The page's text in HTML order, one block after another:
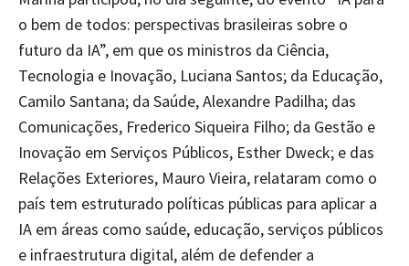
o bem de todos: perspectivas brasileiras sobre o
futuro da IA”, em que os ministros da Ciência,
Tecnologia e Inovação, Luciana Santos; da Educação,
Camilo Santana; da Saúde, Alexandre Padilha; das
Comunicações, Frederico Siqueira Filho; da Gestão e
Inovação em Serviços Públicos, Esther Dweck; e das
Relações Exteriores, Mauro Vieira, relataram como o
país tem estruturado políticas públicas para aplicar a
IA em áreas como saúde, educação, serviços públicos
e infraestrutura digital, além de defender a